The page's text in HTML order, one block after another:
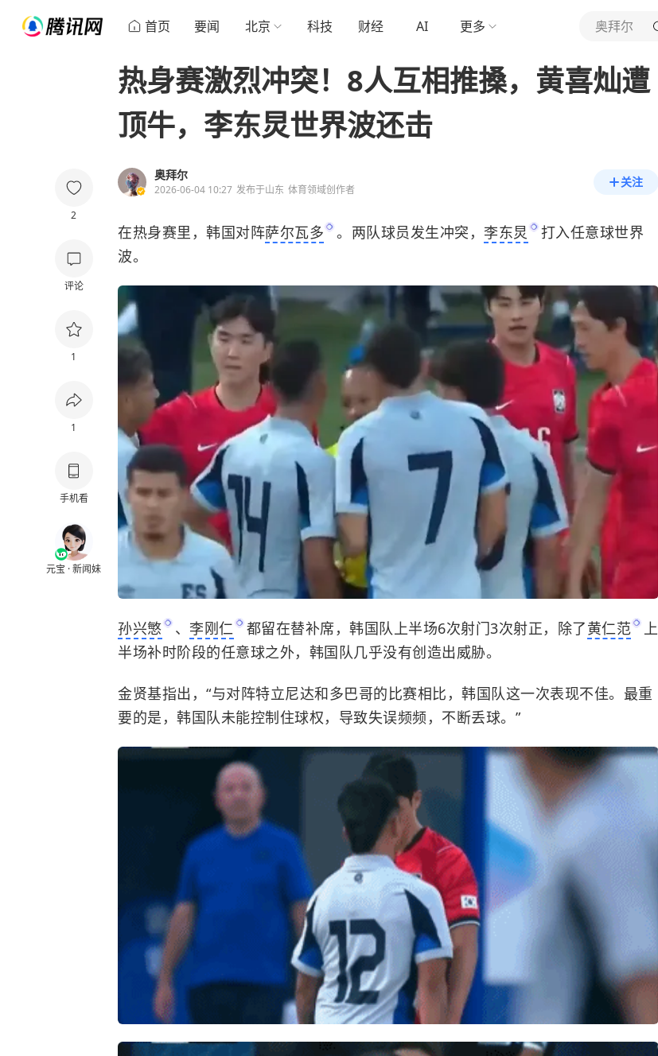
首页 要闻 北京 科技 财经 AI 更多 奥拜尔
2
评论
1
1
手机看
元宝 · 新闻妹
热身赛激烈冲突！8人互相推搡，黄喜灿遭
顶牛，李东炅世界波还击
奥拜尔
2026-06-04 10:27 发布于山东 体育领域创作者
关注
在热身赛里，韩国对阵萨尔瓦多 。两队球员发生冲突， 李东炅
打入任意球世界
波。
孙兴慜 、 李刚仁 都留在替补席，韩国队上半场6次射门3次射正，除了黄仁范
上
半场补时阶段的任意球之外，韩国队几乎没有创造出威胁。
金贤基指出，“与对阵特立尼达和多巴哥的比赛相比，韩国队这一次表现不佳。最重
要的是，韩国队未能控制住球权，导致失误频频，不断丢球。”